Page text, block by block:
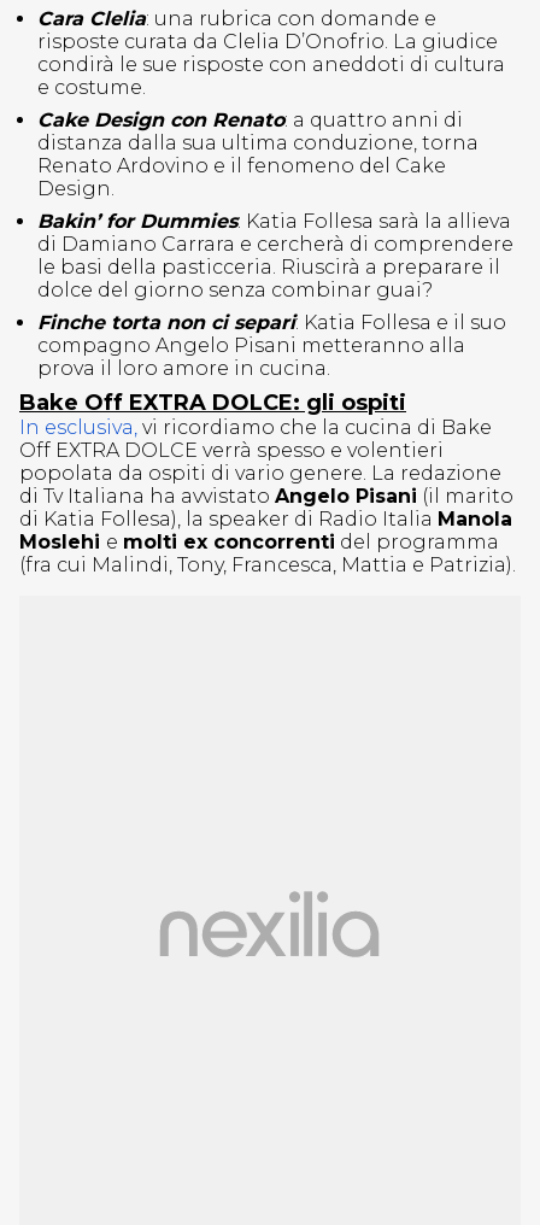
Cara Clelia: una rubrica con domande e
risposte curata da Clelia D’Onofrio. La giudice
condirà le sue risposte con aneddoti di cultura
e costume.
Cake Design con Renato: a quattro anni di
distanza dalla sua ultima conduzione, torna
Renato Ardovino e il fenomeno del Cake
Design.
Bakin’ for Dummies: Katia Follesa sarà la allieva
di Damiano Carrara e cercherà di comprendere
le basi della pasticceria. Riuscirà a preparare il
dolce del giorno senza combinar guai?
Finche torta non ci separi: Katia Follesa e il suo
compagno Angelo Pisani metteranno alla
prova il loro amore in cucina.
Bake Off EXTRA DOLCE: gli ospiti
In esclusiva, vi ricordiamo che la cucina di Bake
Off EXTRA DOLCE verrà spesso e volentieri
popolata da ospiti di vario genere. La redazione
di Tv Italiana ha avvistato Angelo Pisani (il marito
di Katia Follesa), la speaker di Radio Italia Manola
Moslehi e molti ex concorrenti del programma
(fra cui Malindi, Tony, Francesca, Mattia e Patrizia).